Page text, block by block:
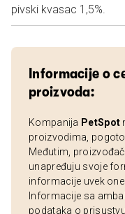
pivski kvasac 1,5%.
Informacije o
proizvoda:
Kompanija PetSpot
proizvodima,
Međutim,
unapređuju svoje
informacije uvek
Informacije sa
podataka o